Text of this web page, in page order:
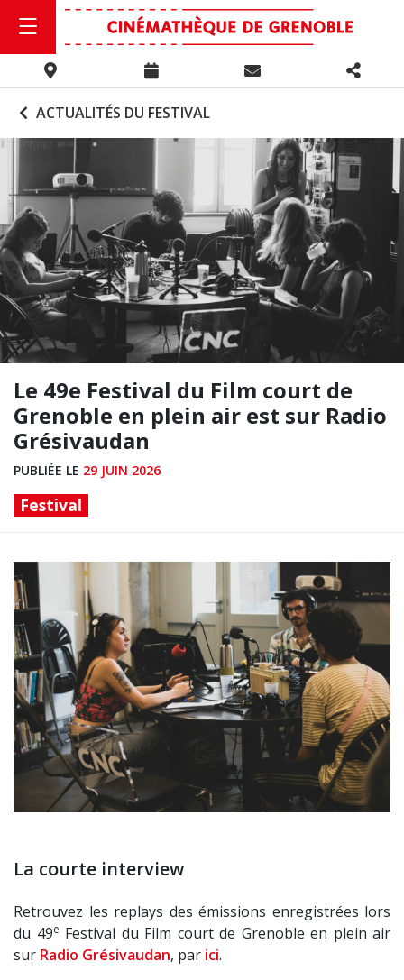
ACTUALITÉS DU FESTIVAL
Le 49e Festival du Film court de
Grenoble en plein air est sur Radio
Grésivaudan
PUBLIÉE LE 29 JUIN 2026
Festival
La courte interview
Retrouvez les replays des émissions enregistrées lors
du 49e Festival du Film court de Grenoble en plein air
sur Radio Grésivaudan, par ici.